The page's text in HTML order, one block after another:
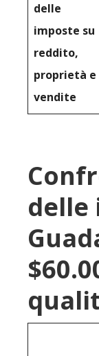
delle
imposte su
reddito,
proprietà e
vendite
delle